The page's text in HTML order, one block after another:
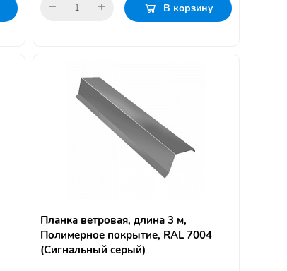
В корзину
Планка ветровая, длина 3 м,
Полимерное покрытие, RAL 7004
(Сигнальный серый)